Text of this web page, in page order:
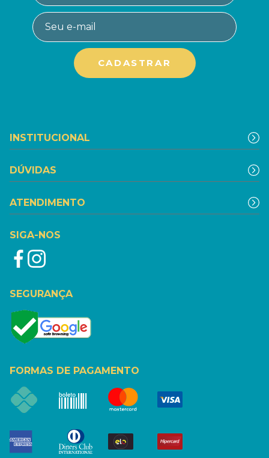
INSTITUCIONAL
DÚVIDAS
ATENDIMENTO
SIGA-NOS
SEGURANÇA
FORMAS DE PAGAMENTO